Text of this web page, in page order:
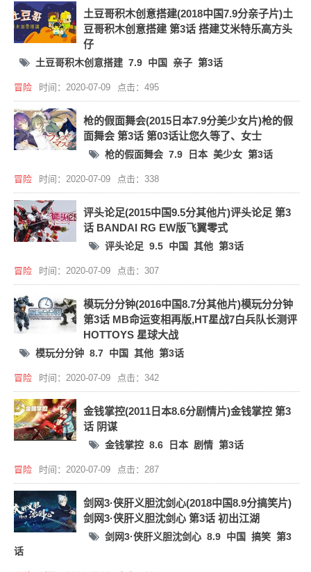
土豆哥积木创意搭建(2018中国7.9分亲子片)土
豆哥积木创意搭建 第3话 搭建艾米特乐高方头
仔
土豆哥积木创意搭建 7.9 中国 亲子 第3话
冒险 时间：2020-07-09 点击：495
枪的假面舞会(2015日本7.9分美少女片)枪的假
面舞会 第3话 第03话让您久等了、女士
枪的假面舞会 7.9 日本 美少女 第3话
冒险 时间：2020-07-09 点击：338
评头论足(2015中国9.5分其他片)评头论足 第3
话 BANDAI RG EW版飞翼零式
评头论足 9.5 中国 其他 第3话
冒险 时间：2020-07-09 点击：307
模玩分分钟(2016中国8.7分其他片)模玩分分钟
第3话 MB命运变相再版,HT星战7白兵队长测评
HOTTOYS 星球大战
模玩分分钟 8.7 中国 其他 第3话
冒险 时间：2020-07-09 点击：342
金钱掌控(2011日本8.6分剧情片)金钱掌控 第3
话 阴谋
金钱掌控 8.6 日本 剧情 第3话
冒险 时间：2020-07-09 点击：287
剑网3·侠肝义胆沈剑心(2018中国8.9分搞笑片)
剑网3·侠肝义胆沈剑心 第3话 初出江湖
剑网3·侠肝义胆沈剑心 8.9 中国 搞笑 第3
话